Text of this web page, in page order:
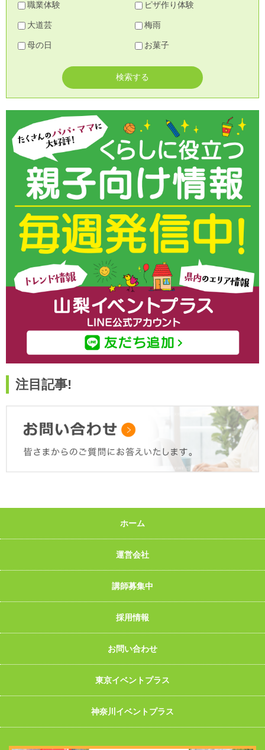
職業体験 ピザ作り体験
大道芸 梅雨
母の日 お菓子
注目記事!
ホーム
運営会社
講師募集中
採用情報
お問い合わせ
東京イベントプラス
神奈川イベントプラス